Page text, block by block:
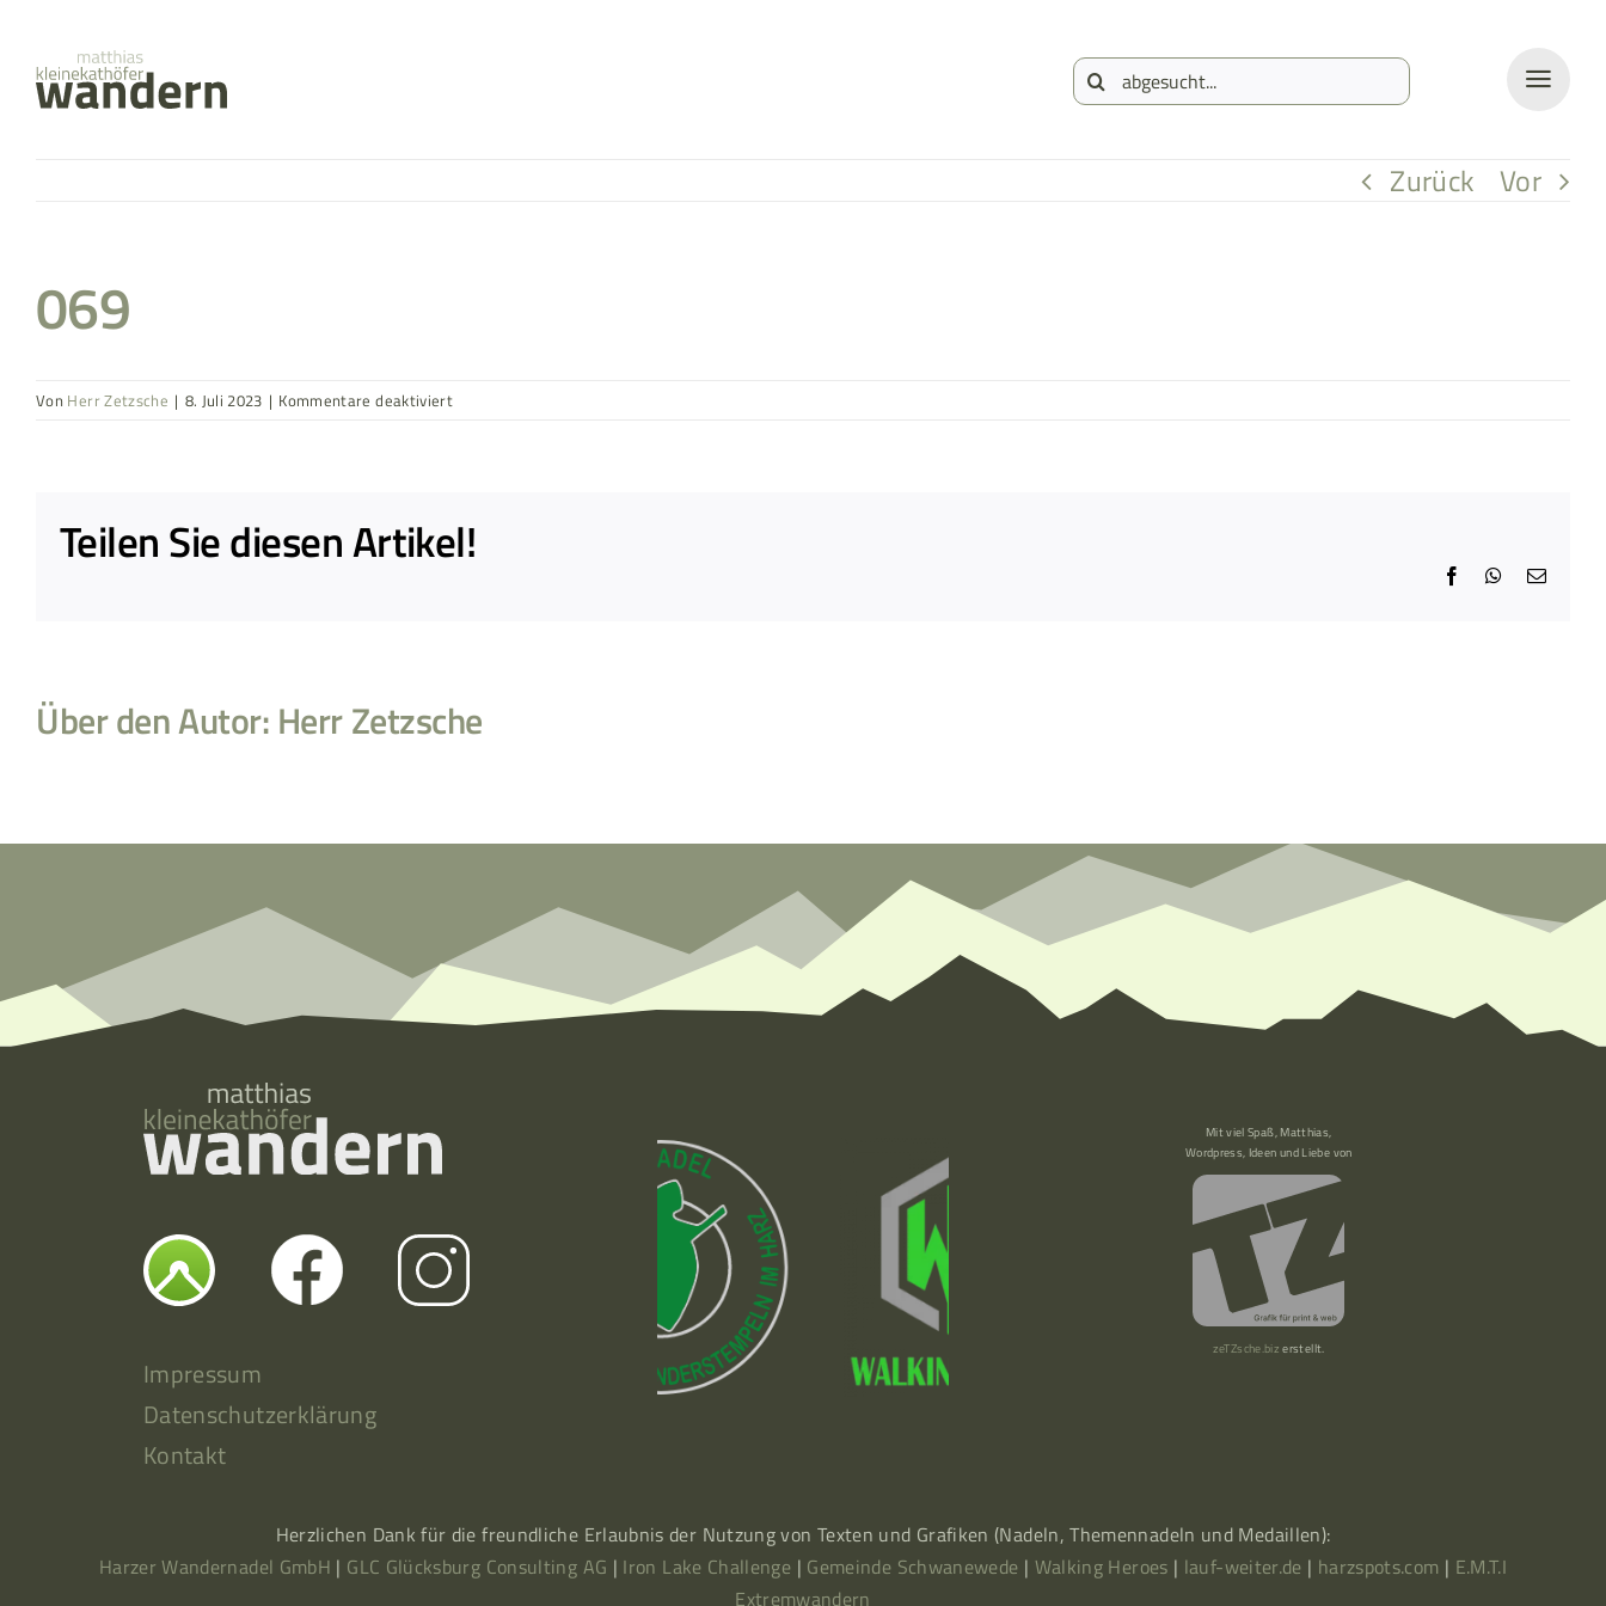
springen
Inhalt
springen
Suche
Zurück
Vor
069
Von Herr Zetzsche | 8. Juli 2023 | Kommentare deaktiviertfür
Teilen Sie diesen Artikel!
Facebook
WhatsApp
E-
Über den Autor:Herr Zetzsche
Impressum
Datenschutzerklärung
Kontakt
Mit viel Spaß, Matthias,
Wordpress, Ideen und Liebe von
zeTZsche.biz erstellt.
Herzlichen Dank für die freundliche Erlaubnis der Nutzung von Texten und Grafiken (Nadeln, Themennadeln und Medaillen):
Harzer Wandernadel GmbH | GLC Glücksburg Consulting AG | Iron Lake Challenge | Gemeinde Schwanewede | Walking Heroes | lauf-weiter.de | harzspots.com | E.M.T.I
Extremwandern